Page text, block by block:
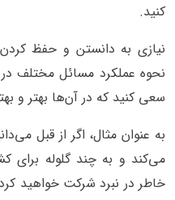
کنید.
نیازی به دانستن و حفظ
نحوه عملکرد مسائل مختلف در
سعی کنید که در آن‌ها بهتر و
به عنوان مثال، اگر از قبل
می‌کند و به چند گلوله برای
خاطر در نبرد شرکت خواهید کرد.